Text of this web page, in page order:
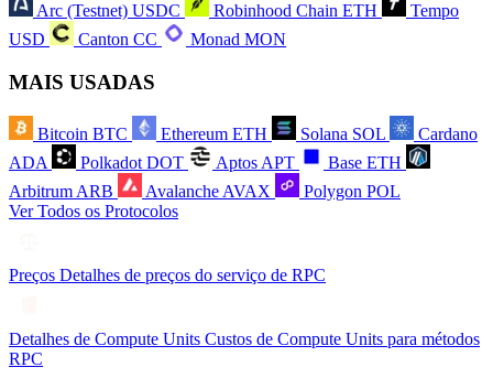
Arc (Testnet) USDC Robinhood Chain ETH
Tempo
USD
Canton CC Monad MON
MAIS USADAS
Bitcoin BTC Ethereum ETH Solana SOL
Cardano
ADA
Polkadot DOT Aptos APT Base ETH
Arbitrum ARB Avalanche AVAX Polygon POL
Ver Todos os Protocolos
Preços Detalhes de preços do serviço de RPC
Detalhes de Compute Units Custos de Compute Units para métodos
RPC